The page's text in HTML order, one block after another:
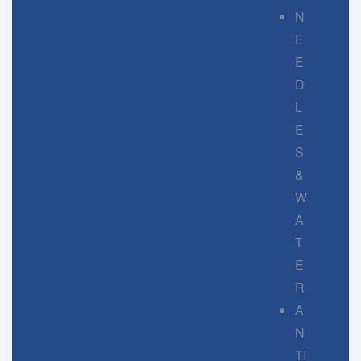
N
E
E
D
L
E
S
&
W
A
T
E
R
A
N
TI